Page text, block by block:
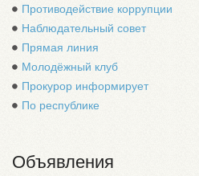
Противодействие коррупции
Наблюдательный совет
Прямая линия
Молодёжный клуб
Прокурор информирует
По республике
Объявления